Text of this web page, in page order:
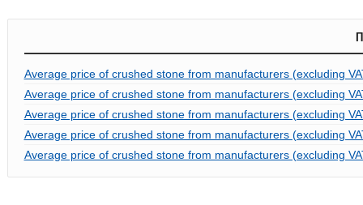
Average price of crushed stone from manufacturers (excluding
Average price of crushed stone from manufacturers (excluding
Average price of crushed stone from manufacturers (excluding
Average price of crushed stone from manufacturers (excluding
Average price of crushed stone from manufacturers (excluding